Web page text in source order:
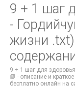
9 + 1 шаг
-
жизни
9 + 1 шаг для
📗 - описание и
бесплатно онлайн на